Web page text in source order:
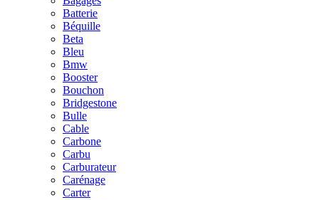
Batterie
Béquille
Beta
Bleu
Bmw
Booster
Bouchon
Bridgestone
Bulle
Cable
Carbone
Carbu
Carburateur
Carénage
Carter